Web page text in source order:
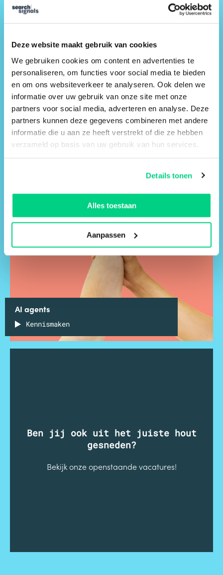
Deze website maakt gebruik van cookies
We gebruiken cookies om content en advertenties te
personaliseren, om functies voor social media te bieden
en om ons websiteverkeer te analyseren. Ook delen we
informatie over uw gebruik van onze site met onze
partners voor social media, adverteren en analyse. Deze
partners kunnen deze gegevens combineren met andere
informatie die u aan ze heeft verstrekt of die ze hebben
verzameld op basis van uw gebruik van hun services.
Details tonen
Alles toestaan
Aanpassen
Madhavi Ramlal
Kennismaken
AI agents
Kennismaken
Ben jij ook uit het juiste hout
gesneden?
Bekijk onze openstaande vacatures!